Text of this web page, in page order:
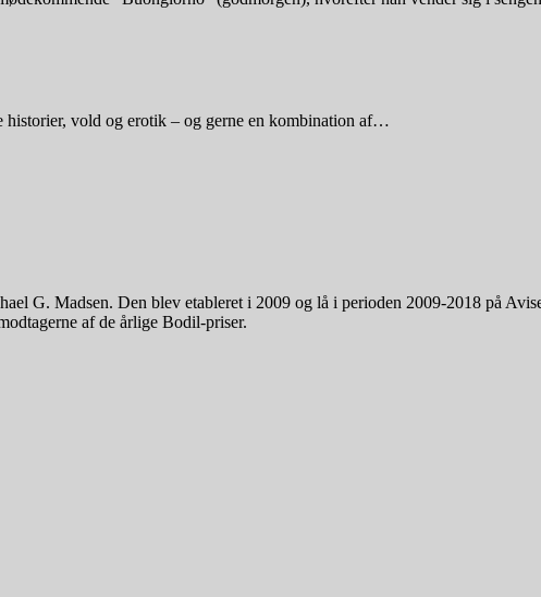
historier, vold og erotik – og gerne en kombination af…
G. Madsen. Den blev etableret i 2009 og lå i perioden 2009-2018 på
af de årlige Bodil-priser.